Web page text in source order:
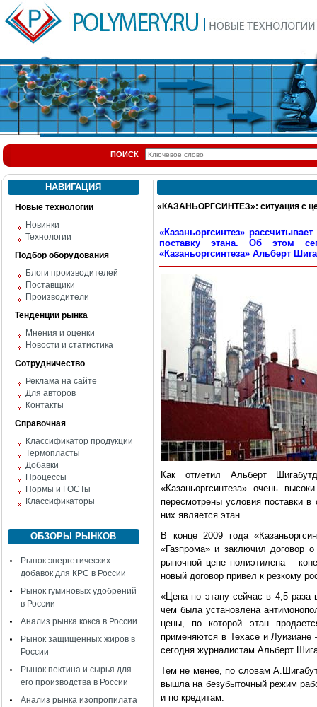
ПОИСК
НАВИГАЦИЯ
Новые технологии
Новинки
Технологии
Подбор оборудования
Блоги производителей
Поставщики
Производители
Тенденции рынка
Мнения и оценки
Новости и статистика
Сотрудничество
Реклама на сайте
Для авторов
Контакты
Справочная
Классификатор продукции
Термопласты
Добавки
Процессы
Нормы и ГОСТы
Классификаторы
ОБЗОРЫ РЫНКОВ
Рынок энергетических
добавок для КРС в России
Рынок гуминовых удобрений
в России
Анализ рынка кокса в России
Рынок защищенных жиров в
России
Рынок пектина и сырья для
его производства в России
Анализ рынка изопропилата
«КАЗАНЬОРГСИНТЕЗ»: ситуация с
«Казаньоргсинтез»
поставку этана. Об этом
«Казаньоргсинтеза» Альберт
Как отметил Альберт
«Казаньоргсинтеза» очень
пересмотрены условия поставки
них является этан.
В конце 2009 года
«Газпрома» и заключил договор
рыночной цене полиэтилена –
новый договор привел к резкому
«Цена по этану сейчас в 4,5
чем была установлена
цены, по которой этан
применяются в Техасе и
сегодня журналистам Альберт
Тем не менее, по словам
вышла на безубыточный режим
и по кредитам.